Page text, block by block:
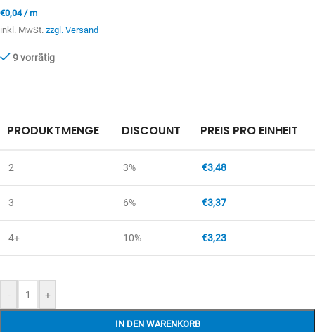
€0,04/m
inkl. MwSt. zzgl. Versand
9 vorrätig
- +
IN DEN WARENKORB
PRODUKTMENGE DISCOUNT PREIS PRO EINHEIT
2 3% €3,48
3 6% €3,37
4+ 10% €3,23